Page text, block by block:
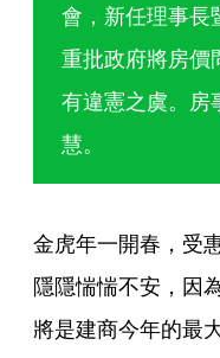
會，新任理事長
重批政府將房價
有違憲之虞。房
慧。
金虎年一開春，受
隱隱惴惴不安，因
將是建商今年的最